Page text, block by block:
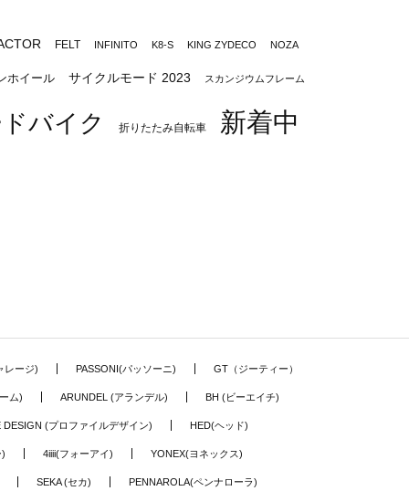
FELT INFINITO K8-S KING ZYDECO NOZA
ホイール サイクルモード 2023 スカンジウムフレーム
バイク 折りたたみ自転車 新着中
レージ) PASSONI(パッソーニ) GT（ジーティー）
ム) ARUNDEL (アランデル) BH (ビーエイチ)
DESIGN (プロファイルデザイン) HED(ヘッド)
4iiii(フォーアイ) YONEX(ヨネックス)
SEKA (セカ) PENNAROLA(ペンナローラ)